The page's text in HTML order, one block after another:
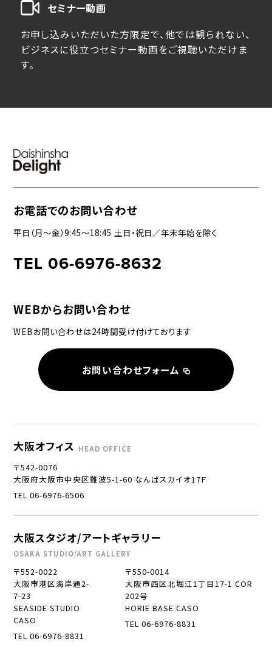
セミナー動画
お申し込みいただいた方限定で、他では観られない、
ビジネスに役立つセミナー動画をご視聴いただけま
す。
お電話でのお問い合わせ
平日（月〜金）9:45〜18:45 土日・祝日／年末年始を除く
TEL 06-6976-8632
WEBからお問い合わせ
WEBお問い合わせは24時間受け付けております
お問い合わせフォーム
大阪オフィス HEAD OFFICE
〒542-0076
大阪府大阪市中央区難波5-1-60 なんばスカイオ17Ｆ
TEL 06-6976-6506
大阪スタジオ/アートギャラリー
OSAKA STUDIO/ART GALLERY
〒552-0022
大阪市港区海岸通2-
7-23
SEASIDE STUDIO
CASO
TEL 06-6976-8831
〒550-0014
大阪市西区北堀江1丁目17-1 COR
202号
HORIE BASE CASO
TEL 06-6976-8831